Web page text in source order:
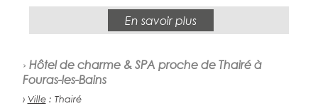
En savoir plus
› Hôtel de charme & SPA proche de Thairé à
Fouras-les-Bains
› Ville: Thairé